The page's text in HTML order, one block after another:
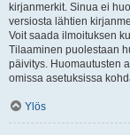
kirjanmerkit. Sinua ei
versiosta lähtien
Voit saada ilmoituksen
Tilaaminen puolestaan
päivitys. Huomautusten
omissa asetuksissa
Ylös